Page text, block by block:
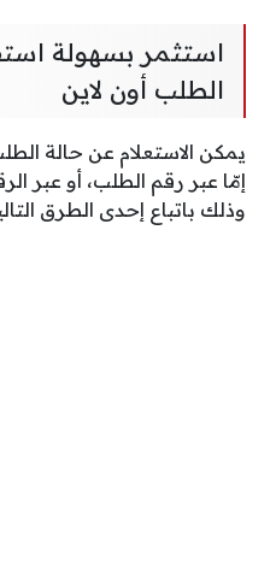
استثمر بسهولة
الطلب أون لاين
يمكن الاستعلام عن حالة
إمّا عبر رقم الطلب، أو عبر
وذلك باتباع إحدى الطرق